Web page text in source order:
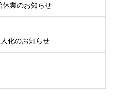
休業のお知らせ
化のお知らせ